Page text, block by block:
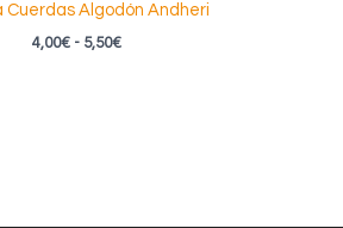
Cuerdas Algodón Andheri
4,00€ - 5,50€Rango